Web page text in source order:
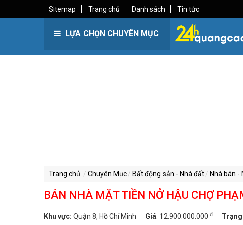
Sitemap Trang chủ Danh sách Tin tức
LỰA CHỌN CHUYÊN MỤC
Trang chủ Chuyên Mục Bất động sản - Nhà đất Nhà bán -
BÁN NHÀ MẶT TIỀN NỞ HẬU CHỢ
Khu vực: Quận 8, Hồ Chí Minh Giá: 12.900.000.000 đ